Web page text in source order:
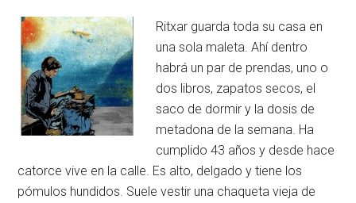
Ritxar guarda toda su casa en
una sola maleta. Ahí dentro
habrá un par de prendas, uno o
dos libros, zapatos secos, el
saco de dormir y la dosis de
metadona de la semana. Ha
cumplido 43 años y desde hace
catorce vive en la calle. Es alto, delgado y tiene los
pómulos hundidos. Suele vestir una chaqueta vieja de